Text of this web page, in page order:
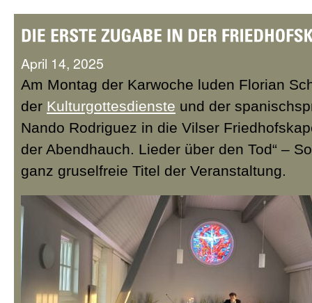
April 14, 2025
Am Montag der Karwoche luden Florian
der Kulturgottesdienste und der
Nando Rodriguez in die Vilser
der Abendhauch. Lieder über den Tod“ –
ganz gruselfreie Titel der Veranstaltung.